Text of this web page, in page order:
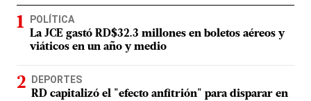
POLÍTICA
La JCE gastó RD$32.3 millones en boletos aéreos y
viáticos en un año y medio
DEPORTES
RD capitalizó el "efecto anfitrión" para disparar en